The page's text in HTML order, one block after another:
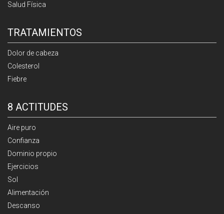
Salud Física
TRATAMIENTOS
Dolor de cabeza
Colesterol
Fiebre
8 ACTITUDES
Aire puro
Confianza
Dominio propio
Ejercicios
Sol
Alimentación
Descanso